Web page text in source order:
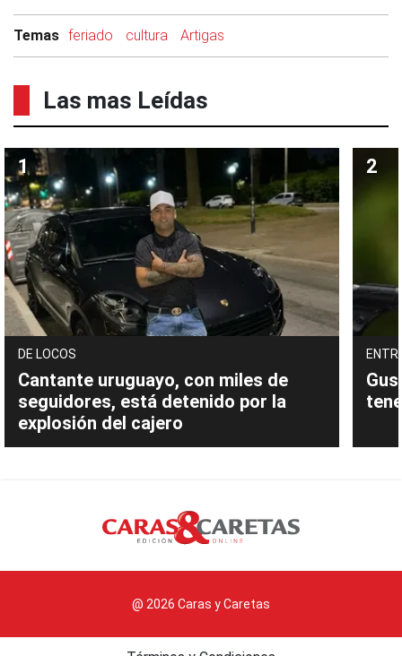
Temas feriado cultura Artigas
Las mas Leídas
DE LOCOS
Cantante uruguayo, con miles de
seguidores, está detenido por la
explosión del cajero
@ 2026 Caras y Caretas